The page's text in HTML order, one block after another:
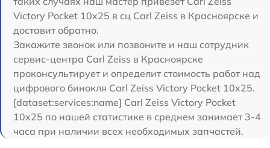
Victory Pocket 10x25 в сц Carl Zeiss в Красноярске и
доставит обратно.
Закажите звонок или позвоните и наш сотрудник
сервис-центра Carl Zeiss в Красноярске
проконсультирует и определит стоимость работ над
цифрового бинокля Carl Zeiss Victory Pocket 10x25.
[dataset:services:name] Carl Zeiss Victory Pocket
10x25 по нашей статистике в среднем занимает 3-4
часа при наличии всех необходимых запчастей.